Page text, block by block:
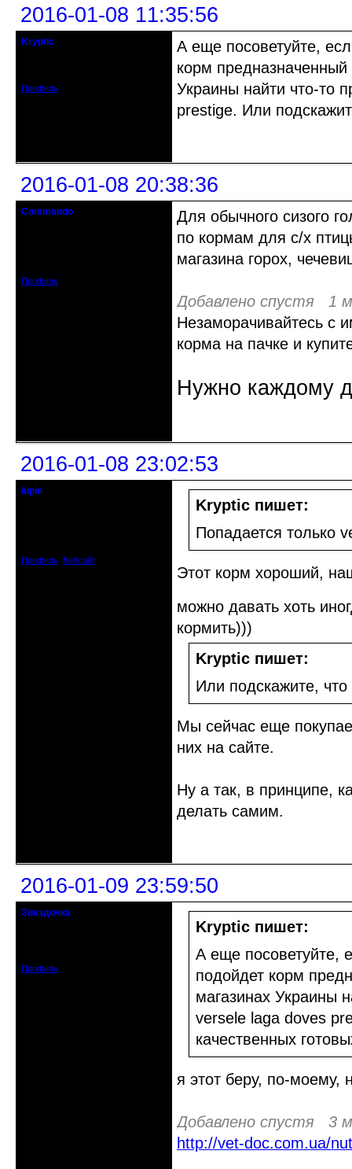
2016-01-08 11:35:56
Kryptic
Профиль
А еще посоветуйте,
корм
Украины найти что-то
prestige. Или
2016-01-08 20:38:36
Commando
Профиль
Для обычного сизого
по кормам для с/х
магазина горох,
Добавлено спустя 1
Незаморачивайтесь с
корма на пачке и
Нужно каждому
2016-01-08 23:02:53
lupin
Профиль Вебсайт
Kryptic пишет:
Попадается только
Этот корм хороший,
можно давать хоть
кормить)))
Kryptic пишет:
Или подскажите,
Мы сейчас еще
них на сайте.
Ну а так, в принципе,
делать самим.
2016-01-09 23:59:50
Звездочка
Профиль
Kryptic пишет:
А еще посоветуйте,
подойдет корм
магазинах Украины
versele laga doves
качественных
я этот беру, по-моему,
Добавлено спустя 3
http://vet-doc.com.ua/